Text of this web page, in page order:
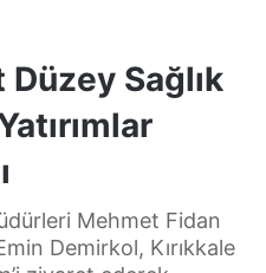
Düzey Sağlık
Mehmet Fidan
Demirkol, Kırıkkale